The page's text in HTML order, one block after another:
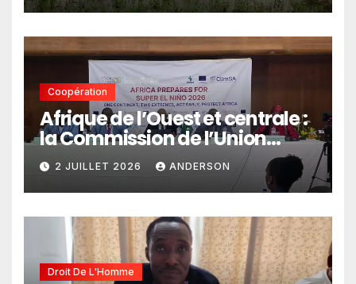
Coopération
Afrique de l’Ouest et centrale :
la Commission de l’Union
africaine veut renforcer
l’intégration des services
climatiques dans les
politiques publiques
2 JUILLET 2026 ANDERSON
Droit De L'Homme